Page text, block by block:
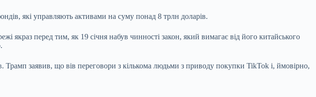
які управляють активами на суму понад 8 трлн доларів.
якраз перед тим, як 19 січня набув чинності закон, який вимагає від його китайського
заявив, що вів переговори з кількома людьми з приводу покупки TikTok і, ймовірно,